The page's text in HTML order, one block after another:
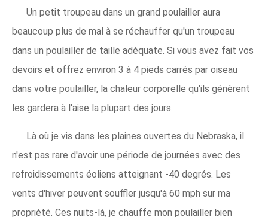
Un petit troupeau dans un grand poulailler aura
beaucoup plus de mal à se réchauffer qu'un troupeau
dans un poulailler de taille adéquate. Si vous avez fait vos
devoirs et offrez environ 3 à 4 pieds carrés par oiseau
dans votre poulailler, la chaleur corporelle qu'ils génèrent
les gardera à l'aise la plupart des jours.
Là où je vis dans les plaines ouvertes du Nebraska, il
n'est pas rare d'avoir une période de journées avec des
refroidissements éoliens atteignant -40 degrés. Les
vents d'hiver peuvent souffler jusqu'à 60 mph sur ma
propriété. Ces nuits-là, je chauffe mon poulailler bien